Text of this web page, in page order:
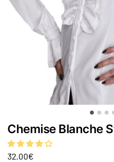
Chemise Blanche
32.00€